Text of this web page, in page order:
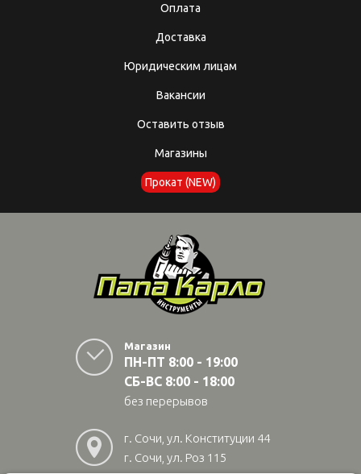
Оплата
Доставка
Юридическим лицам
Вакансии
Оставить отзыв
Магазины
Прокат (NEW)
Магазин
ПН-ПТ 8:00 - 19:00
СБ-ВС 8:00 - 18:00
без перерывов
г. Сочи, ул. Конституции 44
г. Сочи, ул. Роз 115